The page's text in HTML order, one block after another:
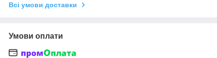
Всі умови доставки
Умови оплати